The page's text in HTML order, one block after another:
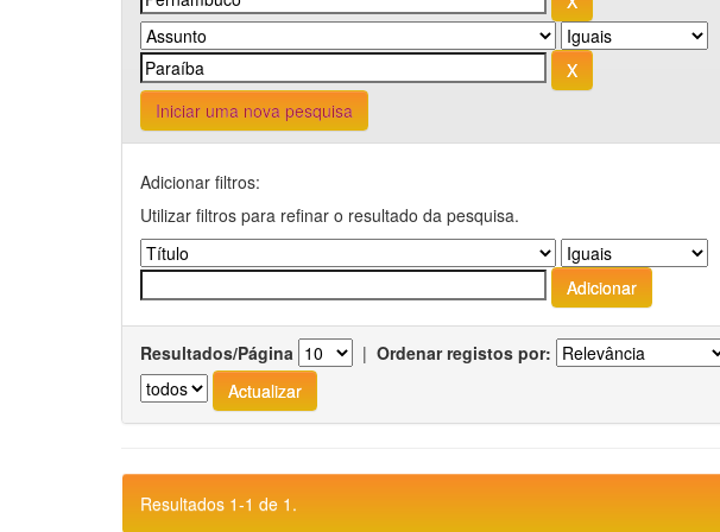
Iniciar uma nova pesquisa
Adicionar filtros:
Utilizar filtros para refinar o resultado da pesquisa.
Resultados/Página | Ordenar registos por:
Resultados 1-1 de 1.